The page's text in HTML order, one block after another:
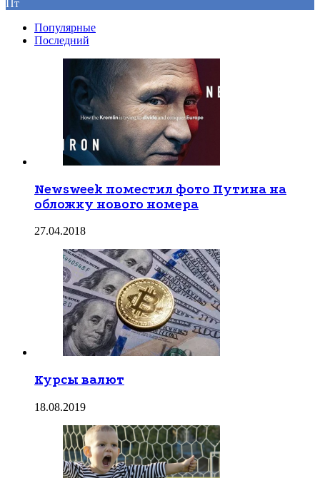
Пт
Популярные
Последний
Newsweek поместил фото Путина на
обложку нового номера
27.04.2018
Курсы валют
18.08.2019